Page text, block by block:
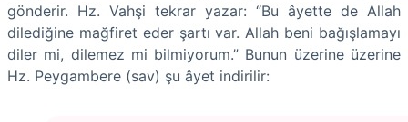
gönderir. Hz. Vahşi tekrar yazar: “Bu âyette de Allah
dilediğine mağfiret eder şartı var. Allah beni bağışlamayı
diler mi, dilemez mi bilmiyorum.” Bunun üzerine üzerine
Hz. Peygambere (sav) şu âyet indirilir: